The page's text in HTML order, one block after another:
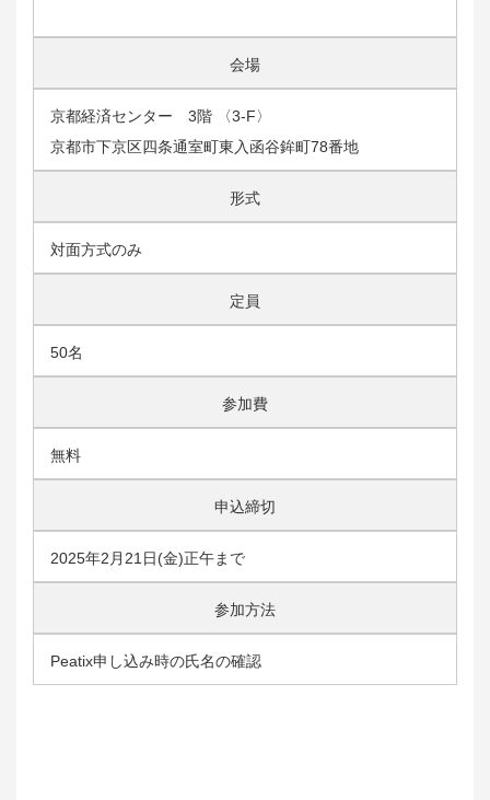
会場
京都経済センター 3階 〈3-F〉
京都市下京区四条通室町東入函谷鉾町78番地
形式
対面方式のみ
定員
50名
参加費
無料
申込締切
2025年2月21日(金)正午まで
参加方法
Peatix申し込み時の氏名の確認